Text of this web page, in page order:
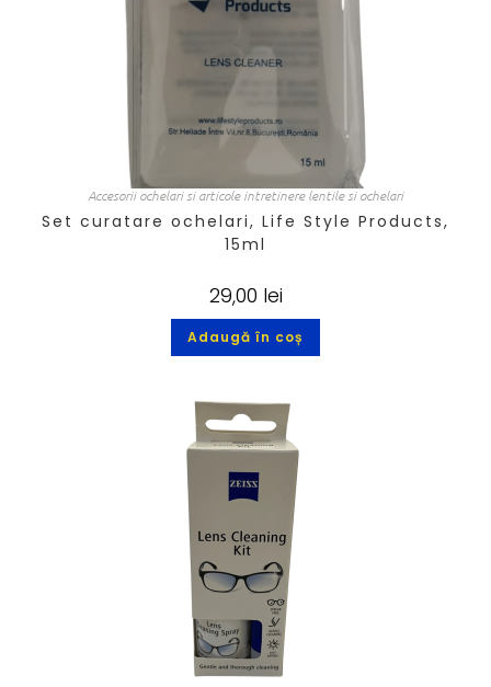
Accesorii ochelari si articole intretinere lentile si ochelari
Set curatare ochelari, Life Style Products,
15ml
29,00 lei
Adaugă în coș